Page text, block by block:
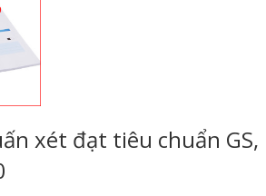
xét đạt tiêu chuẩn GS,